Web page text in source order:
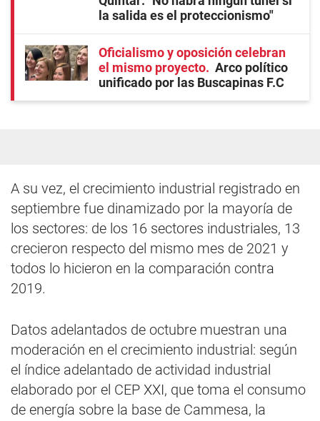
la salida es el proteccionismo"
Oficialismo y oposición celebran
el mismo proyecto
Arco político
unificado por las Buscapinas F.C
A su vez, el crecimiento industrial registrado en
septiembre fue dinamizado por la mayoría de
los sectores: de los 16 sectores industriales, 13
crecieron respecto del mismo mes de 2021 y
todos lo hicieron en la comparación contra
2019.
Datos adelantados de octubre muestran una
moderación en el crecimiento industrial: según
el índice adelantado de actividad industrial
elaborado por el CEP XXI, que toma el consumo
de energía sobre la base de Cammesa, la